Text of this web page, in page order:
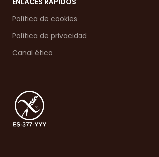
Política de cookies
Política de privacidad
Canal ético